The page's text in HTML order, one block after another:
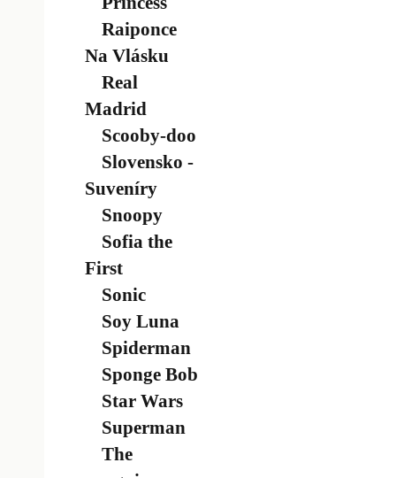
Raiponce
Na Vlásku
Real
Madrid
Scooby-doo
Slovensko -
Suveníry
Snoopy
Sofia the
First
Sonic
Soy Luna
Spiderman
Sponge Bob
Star Wars
Superman
The